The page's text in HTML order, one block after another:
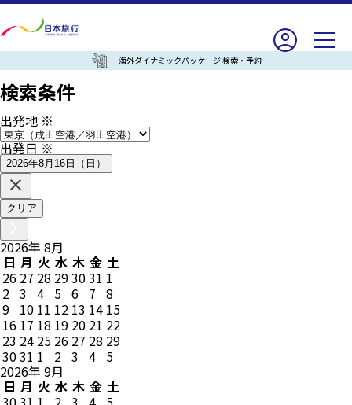
海外ダイナミックパッケージ 検索・予約
検索条件
出発地 ※
出発日※
2026年8月16日（日）
クリア
2026年 8月
日 月 火 水 木 金 土
26 27 28 293031 1
2 3 4 5 6 7 8
9 10 11 12 13 14 15
16 17 18 19 20 21 22
23 24 25 26 27 28 29
3031 1 2 3 4 5
2026年 9月
日 月 火 水 木 金 土